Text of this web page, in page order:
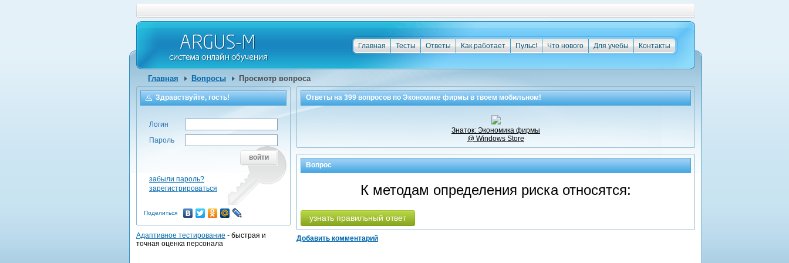
Контакты
Для учебы
Что нового
Пульс!
Как работает
Ответы
Тесты
Главная
Главная Вопросы Просмотр вопроса
Ответы на399вопросов поЭкономике фирмыв твоем мобильном!
Знаток: Экономика фирмы
@ Windows Store
Вопрос
К методам определения риска относятся:
узнать правильный ответ
Добавить комментарий
Здравствуйте, гость!
Логин
Пароль
войти
забыли пароль?
зарегистрироваться
Поделиться
Адаптивное тестирование - быстрая и
точная оценка персонала